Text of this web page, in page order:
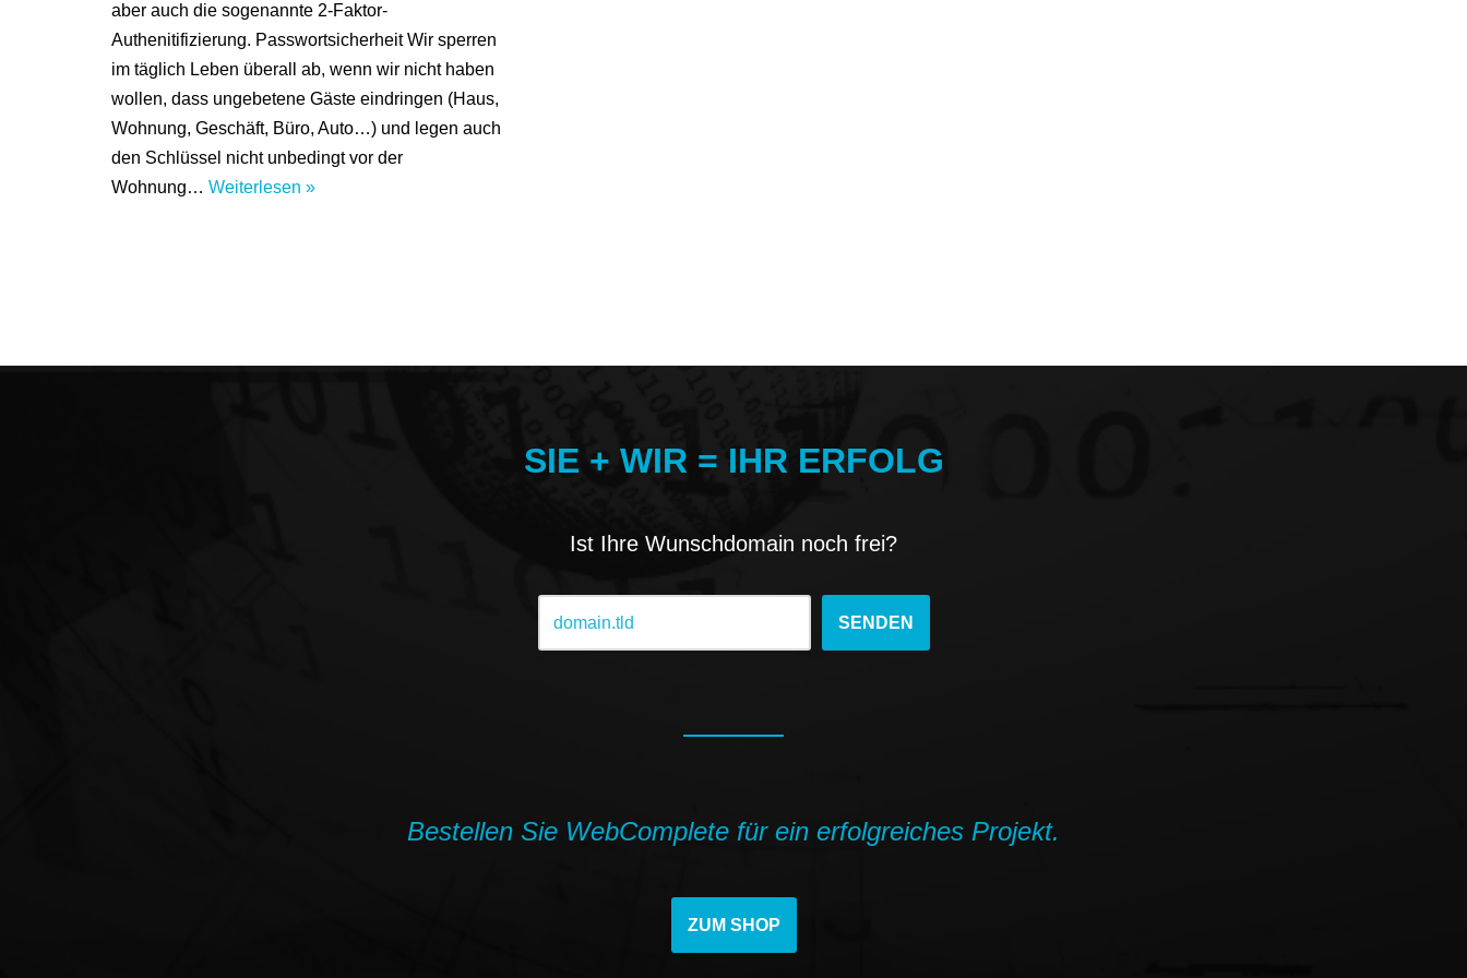
aber auch die sogenannte 2-Faktor-
Authenitifizierung. Passwortsicherheit Wir sperren
im täglich Leben überall ab, wenn wir nicht haben
wollen, dass ungebetene Gäste eindringen (Haus,
Wohnung, Geschäft, Büro, Auto…) und legen auch
den Schlüssel nicht unbedingt vor der
Wohnung… Weiterlesen »
SIE + WIR = IHR ERFOLG
Ist Ihre Wunschdomain noch frei?
Bestellen Sie WebComplete für ein erfolgreiches Projekt.
ZUM SHOP